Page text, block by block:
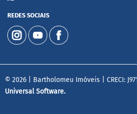
REDES SOCIAIS
© 2026 | Bartholomeu Imóveis | CRECI:
Universal Software.